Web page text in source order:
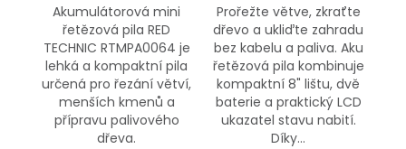
Akumulátorová mini
řetězová pila RED
TECHNIC RTMPA0064 je
lehká a kompaktní pila
určená pro řezání větví,
menších kmenů a
přípravu palivového
dřeva.
Prořežte větve, zkraťte
dřevo a ukliďte zahradu
bez kabelu a paliva. Aku
řetězová pila kombinuje
kompaktní 8" lištu, dvě
baterie a praktický LCD
ukazatel stavu nabití.
Díky...